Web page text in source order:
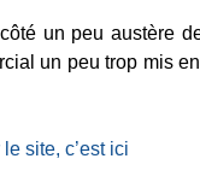
un peu austère
un peu trop mis
site, c’est ici